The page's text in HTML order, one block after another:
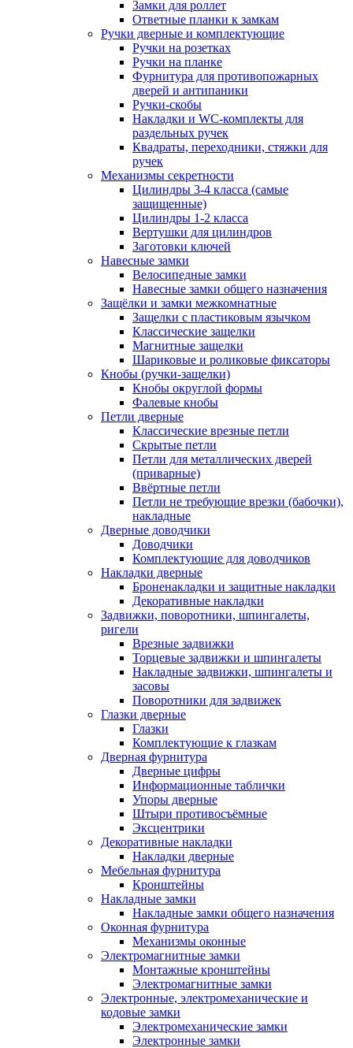
Замки для роллет
Ответные планки к замкам
Ручки дверные и комплектующие
Ручки на розетках
Ручки на планке
Фурнитура для противопожарных
дверей и антипаники
Ручки-скобы
Накладки и WC-комплекты для
раздельных ручек
Квадраты, переходники, стяжки для
ручек
Механизмы секретности
Цилиндры 3-4 класса (самые
защищенные)
Цилиндры 1-2 класса
Вертушки для цилиндров
Заготовки ключей
Навесные замки
Велосипедные замки
Навесные замки общего назначения
Защёлки и замки межкомнатные
Защелки с пластиковым язычком
Классические защелки
Магнитные защелки
Шариковые и роликовые фиксаторы
Кнобы (ручки-защелки)
Кнобы округлой формы
Фалевые кнобы
Петли дверные
Классические врезные петли
Скрытые петли
Петли для металлических дверей
(приварные)
Ввёртные петли
Петли не требующие врезки (бабочки),
накладные
Дверные доводчики
Доводчики
Комплектующие для доводчиков
Накладки дверные
Броненакладки и защитные накладки
Декоративные накладки
Задвижки, поворотники, шпингалеты,
ригели
Врезные задвижки
Торцевые задвижки и шпингалеты
Накладные задвижки, шпингалеты и
засовы
Поворотники для задвижек
Глазки дверные
Глазки
Комплектующие к глазкам
Дверная фурнитура
Дверные цифры
Информационные таблички
Упоры дверные
Штыри противосъёмные
Эксцентрики
Декоративные накладки
Накладки дверные
Мебельная фурнитура
Кронштейны
Накладные замки
Накладные замки общего назначения
Оконная фурнитура
Механизмы оконные
Электромагнитные замки
Монтажные кронштейны
Электромагнитные замки
Электронные, электромеханические и
кодовые замки
Электромеханические замки
Электронные замки